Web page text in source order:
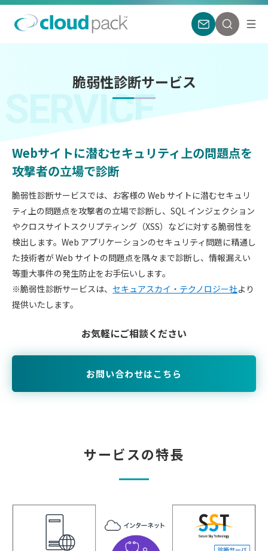
脆弱性診断サービス
SERVICE
Webサイトに潜むセキュリティ上の問題点を
攻撃者の立場で診断
脆弱性診断サービスでは、お客様の Web サイトに潜むセキュリ
ティ上の問題点を攻撃者の立場で診断し、SQL インジェクション
やクロスサイトスクリプティング（XSS）などに対する脆弱性を
検出します。Web アプリケーションのセキュリティ問題に精通し
た技術者が Web サイトの問題点を隅々まで診断し、情報漏えい
等重大事件の発生防止をお手伝いします。
※脆弱性診断サービスは、 セキュアスカイ・テクノロジー社より
提供いたします。
お気軽にご相談ください
お問い合わせはこちら
サービスの特長